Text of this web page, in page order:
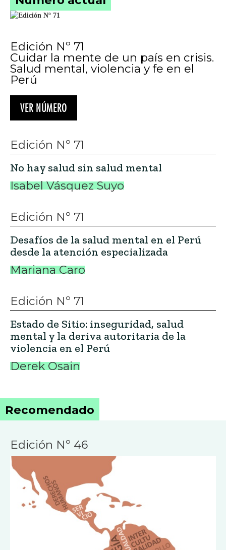
Edición Nº 71
Cuidar la mente de un país en crisis.
Salud mental, violencia y fe en el
Perú
VER NÚMERO
Edición Nº 71
No hay salud sin salud mental
Isabel Vásquez Suyo
Edición Nº 71
Desafíos de la salud mental en el Perú
desde la atención especializada
Mariana Caro
Edición Nº 71
Estado de Sitio: inseguridad, salud
mental y la deriva autoritaria de la
violencia en el Perú
Derek Osain
Recomendado
Edición Nº 46